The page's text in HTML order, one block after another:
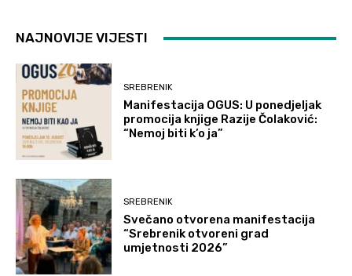
NAJNOVIJE VIJESTI
SREBRENIK
Manifestacija OGUS: U ponedjeljak
promocija knjige Razije Čolaković:
“Nemoj biti k’o ja”
SREBRENIK
Svečano otvorena manifestacija
“Srebrenik otvoreni grad
umjetnosti 2026”